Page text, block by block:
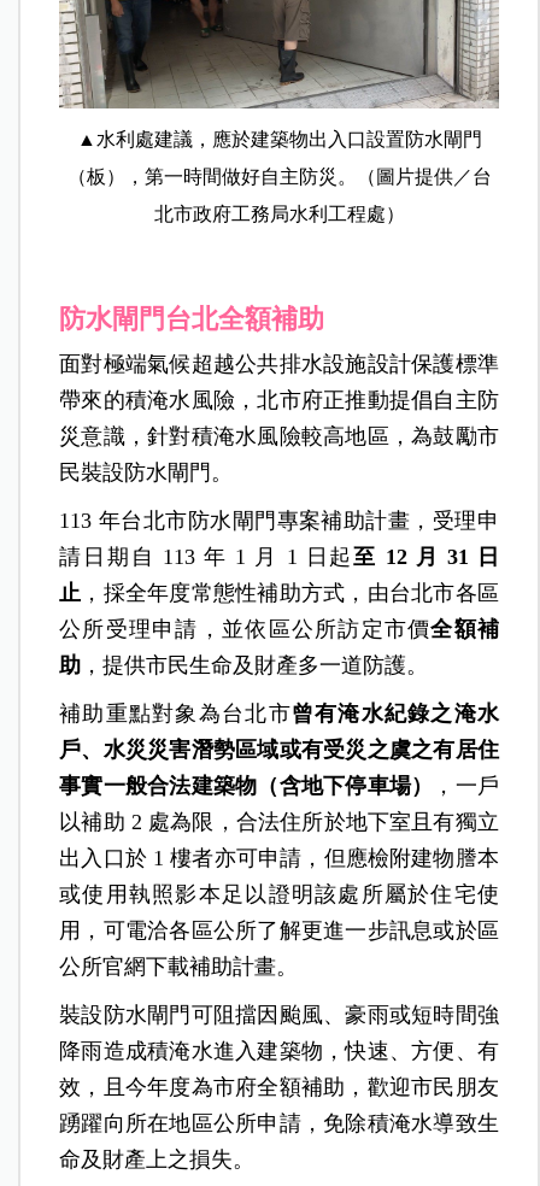
▲水利處建議，應於建築物出入口設置防水閘門
（板），第一時間做好自主防災。（圖片提供／台
北市政府工務局水利工程處）
防水閘門台北全額補助
面對極端氣候超越公共排水設施設計保護標準
帶來的積淹水風險，北市府正推動提倡自主防
災意識，針對積淹水風險較高地區，為鼓勵市
民裝設防水閘門。
113 年台北市防水閘門專案補助計畫，受理申
請日期自 113 年 1 月 1 日起至 12 月 31 日
止 ，採全年度常態性補助方式，由台北市各區
公所受理申請，並依區公所訪定市價全額補
助 ，提供市民生命及財產多一道防護。
補助重點對象為台北市曾有淹水紀錄之淹水
戶、水災災害潛勢區域或有受災之虞之有居住
事實一般合法建築物（含地下停車場）
，一戶
以補助 2 處為限，合法住所於地下室且有獨立
出入口於 1 樓者亦可申請，但應檢附建物謄本
或使用執照影本足以證明該處所屬於住宅使
用，可電洽各區公所了解更進一步訊息或於區
公所官網下載補助計畫。
裝設防水閘門可阻擋因颱風、豪雨或短時間強
降雨造成積淹水進入建築物，快速、方便、有
效，且今年度為市府全額補助，歡迎市民朋友
踴躍向所在地區公所申請，免除積淹水導致生
命及財產上之損失。